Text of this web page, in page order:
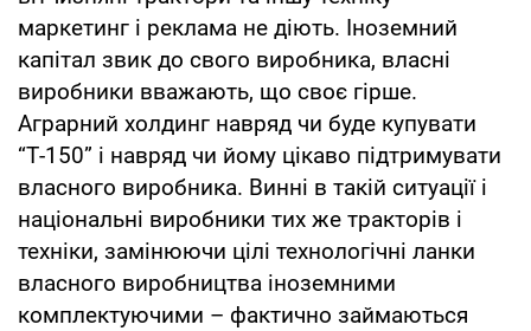
маркетинг і реклама не діють. Іноземний
капітал звик до свого виробника, власні
виробники вважають, що своє гірше.
Аграрний холдинг навряд чи буде купувати
“Т-150” і навряд чи йому цікаво підтримувати
власного виробника. Винні в такій ситуації і
національні виробники тих же тракторів і
техніки, замінюючи цілі технологічні ланки
власного виробництва іноземними
комплектуючими – фактично займаються